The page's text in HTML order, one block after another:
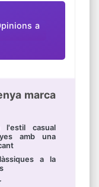
a
marca
l'estil casual
amb una
a la